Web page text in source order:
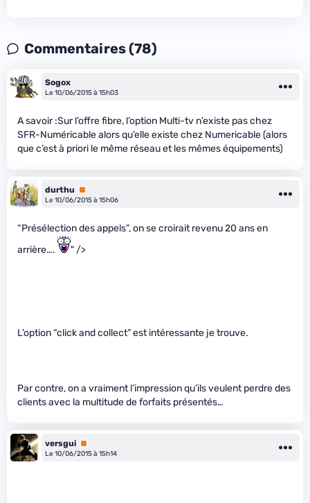
Commentaires (78)
Sogox
Le 10/06/2015 à 15h03
A savoir :Sur l’offre fibre, l’option Multi-tv n’existe pas chez
SFR-Numéricable alors qu’elle existe chez Numericable (alors
que c’est à priori le même réseau et les mêmes équipements)
durthu
Premium
Le 10/06/2015 à 15h06
“Présélection des appels”, on se croirait revenu 20 ans en
arrière….
" />
L’option “click and collect” est intéressante je trouve.
Par contre, on a vraiment l’impression qu’ils veulent perdre des
clients avec la multitude de forfaits présentés…
versgui Premium
Le 10/06/2015 à 15h14